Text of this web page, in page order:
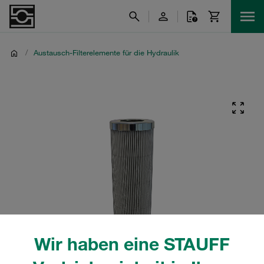
Wir haben eine STAUFF
/ Austausch-Filterelemente für die Hydraulik